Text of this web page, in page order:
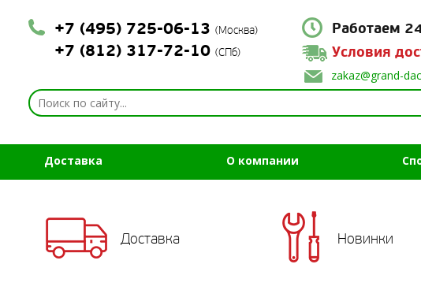
+7 (495) 725-06-13 (Москва)
+7 (812) 317-72-10 (СПб)
Работаем
Условия
zakaz@grand-
Доставка О компании
Доставка Новинки